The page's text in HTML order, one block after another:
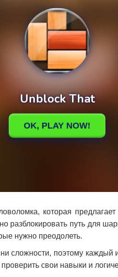
которая
разблокировать путь для
нужно преодолеть.
сложности, поэтому каждый
свои навыки и